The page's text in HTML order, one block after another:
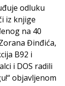
odluku
iz knjige
na 40
Đinđića,
B92 i
i DOS radili
objavljenom